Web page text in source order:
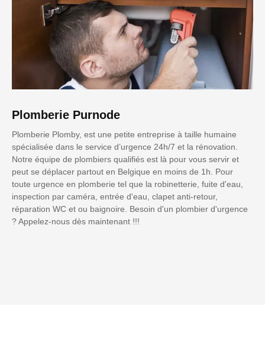
Plomberie Purnode
Plomberie Plomby, est une petite entreprise à taille humaine
spécialisée dans le service d’urgence 24h/7 et la rénovation.
Notre équipe de plombiers qualifiés est là pour vous servir et
peut se déplacer partout en Belgique en moins de 1h. Pour
toute urgence en plomberie tel que la robinetterie, fuite d'eau,
inspection par caméra, entrée d'eau, clapet anti-retour,
réparation WC et ou baignoire. Besoin d'un plombier d'urgence
? Appelez-nous dès maintenant !!!